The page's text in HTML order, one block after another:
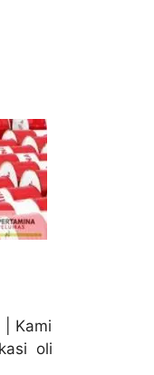
| Kami
oli